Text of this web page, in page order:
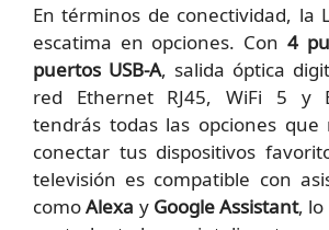
En términos de conectividad, la
escatima en opciones. Con 4
puertos USB-A, salida óptica
red Ethernet RJ45, WiFi 5 y
tendrás todas las opciones que
conectar tus dispositivos
televisión es compatible con
comoAlexa y Google Assistant,